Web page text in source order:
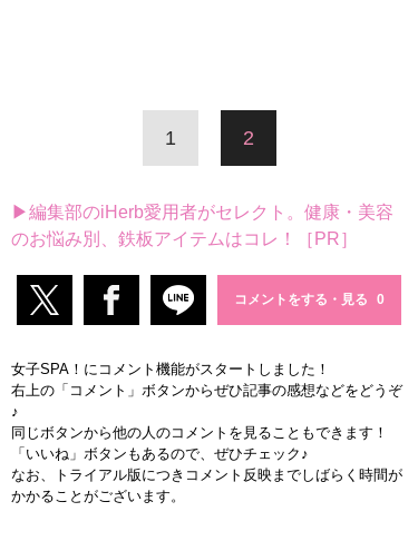
1 2
▶編集部のiHerb愛用者がセレクト。健康・美容
のお悩み別、鉄板アイテムはコレ！［PR］
コメントをする・見る
女子SPA！にコメント機能がスタートしました！
右上の「コメント」ボタンからぜひ記事の感想などをどうぞ
♪
同じボタンから他の人のコメントを見ることもできます！
「いいね」ボタンもあるので、ぜひチェック♪
なお、トライアル版につきコメント反映までしばらく時間が
かかることがございます。